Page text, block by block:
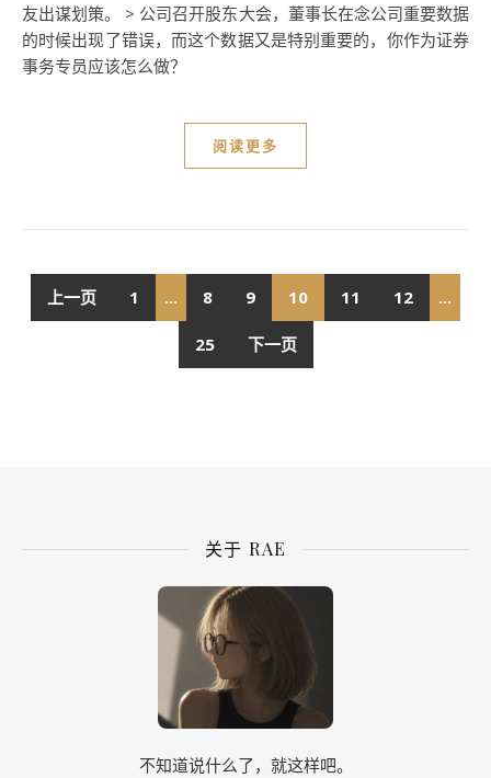
友出谋划策。 > 公司召开股东大会，董事长在念公司重要数据
的时候出现了错误，而这个数据又是特别重要的，你作为证券
事务专员应该怎么做？
阅读更多
上一页 1 ... 8 9 10 11 12 ...
25 下一页
关于 RAE
不知道说什么了，就这样吧。